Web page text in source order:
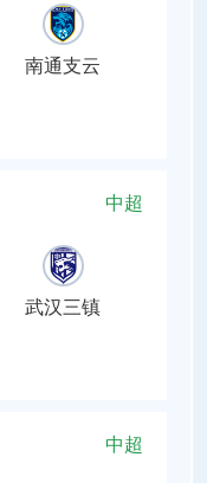
南通支云
中超
武汉三镇
中超